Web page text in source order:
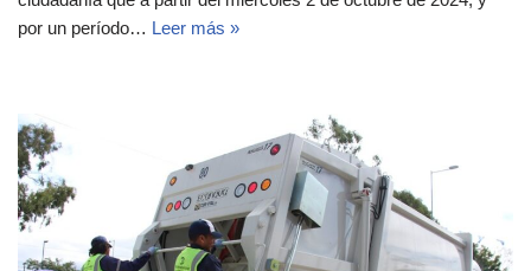
por un período… Leer más »